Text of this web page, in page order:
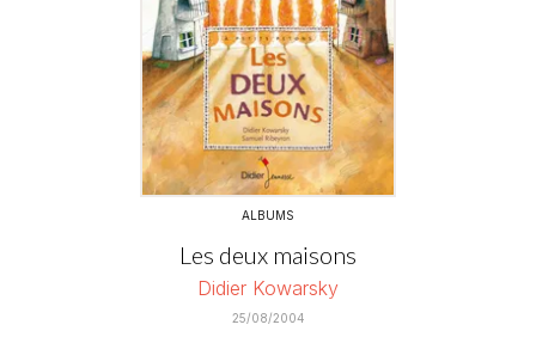
ALBUMS
Les deux maisons
Didier Kowarsky
25/08/2004